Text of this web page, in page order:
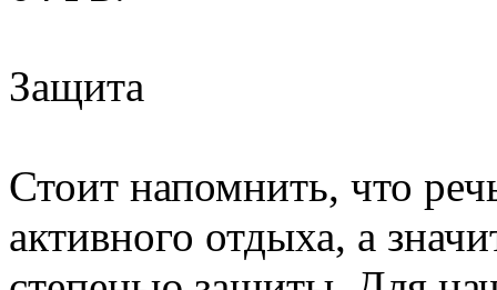
Защита
Стоит напомнить, что
активного отдыха, а